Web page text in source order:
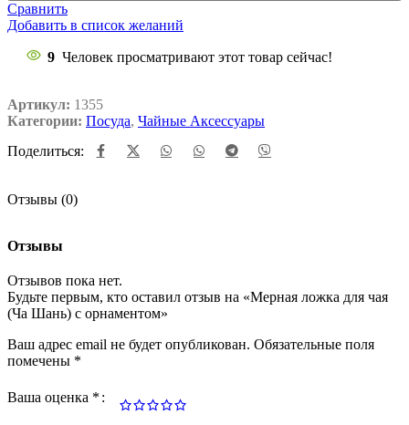
Сравнить
Добавить в список желаний
9 Человек просматривают этот товар сейчас!
Артикул: 1355
Категории: Посуда, Чайные Аксессуары
Поделиться:
Отзывы (0)
Отзывы
Отзывов пока нет.
Будьте первым, кто оставил отзыв на «Мерная ложка для чая
(Ча Шань) с орнаментом»
Ваш адрес email не будет опубликован. Обязательные поля
помечены *
Ваша оценка *